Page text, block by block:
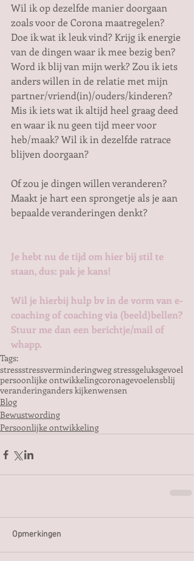
Wil ik op dezelfde manier doorgaan
zoals voor de Corona maatregelen?
Doe ik wat ik leuk vind? Krijg ik energie
van de dingen waar ik mee bezig ben?
Word ik blij van mijn werk? Zou ik iets
anders willen in de relatie met mijn
partner/vriend(in)/ouders/kinderen?
Mis ik iets wat ik altijd heel graag deed
en waar ik nu geen tijd meer voor
heb/maak? Wil ik in dezelfde ratrace
blijven doorgaan?
Of zou je dingen willen veranderen?
Maakt je hart een sprongetje als je aan
bepaalde veranderingen denkt?
Je hebt nu de tijd om hier bij stil te
staan, dus: pak je kans!
Wil je hierbij hulp bv in de vorm van e-
coaching of coaching via (beeld)bellen?
Stuur me dan een berichtje/mail of
whapp.
Tags:
stressstressverminderingweg stressgeluksgevoel
persoonlijke ontwikkelingcoronagevoelensblij
veranderinganders kijkenwensen
Blog
Bewustwording
Persoonlijke ontwikkeling
Opmerkingen